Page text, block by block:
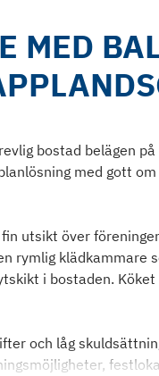
MED
bostad belägen
med gott
utsikt över
rymlig klädkammare
i bostaden. Köket
och låg